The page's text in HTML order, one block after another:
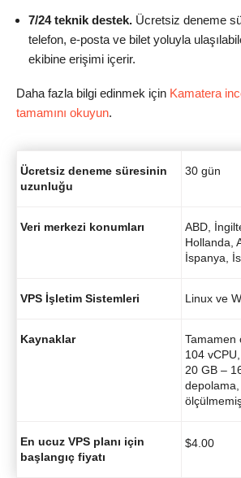
7/24 teknik destek. Ücretsiz deneme
telefon, e-posta ve bilet yoluyla
ekibine erişimi içerir.
Daha fazla bilgi edinmek için Kamatera
tamamını okuyun.
Ücretsiz deneme süresinin
uzunluğu
30 gün
Veri merkezi konumları
ABD,
Hollanda,
İspanya,
VPS İşletim Sistemleri Linux ve
Kaynaklar
Tamamen
104
20 GB –
depolama,
En ucuz VPS planı için
başlangıç fiyatı
$4.00